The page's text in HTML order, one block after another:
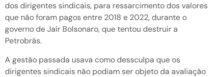
dos dirigentes sindicais, para ressarcimento dos valores
que não foram pagos entre 2018 e 2022, durante o
governo de Jair Bolsonaro, que tentou destruir a
Petrobrás.
A gestão passada usava como dessculpa que os
dirigentes sindicais não podiam ser objeto da avaliação